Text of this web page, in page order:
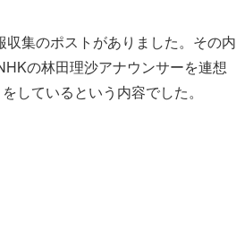
集のポストがありました。その内
の林田理沙アナウンサーを連想
しているという内容でした。